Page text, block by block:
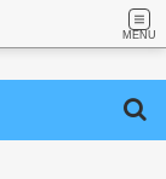
MENU